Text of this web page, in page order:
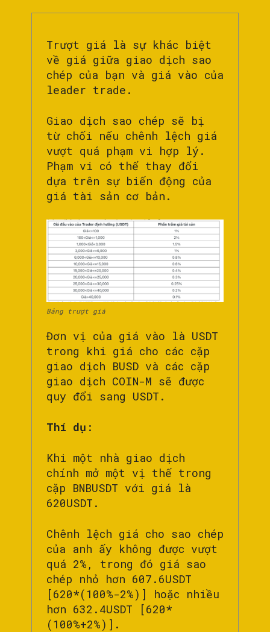
Trượt giá là sự khác biệt
về giá giữa giao dịch sao
chép của bạn và giá vào của
leader trade.
Giao dịch sao chép sẽ bị
từ chối nếu chênh lệch giá
vượt quá phạm vi hợp lý.
Phạm vi có thể thay đổi
dựa trên sự biến động của
giá tài sản cơ bản.
Bảng trượt giá
Đơn vị của giá vào là USDT
trong khi giá cho các cặp
giao dịch BUSD và các cặp
giao dịch COIN-M sẽ được
quy đổi sang USDT.
Thí dụ :
Khi một nhà giao dịch
chính mở một vị thế trong
cặp BNBUSDT với giá là
620USDT.
Chênh lệch giá cho sao chép
của anh ấy không được vượt
quá 2%, trong đó giá sao
chép nhỏ hơn 607.6USDT
[620*(100%-2%)] hoặc nhiều
hơn 632.4USDT [620*
(100%+2%)].